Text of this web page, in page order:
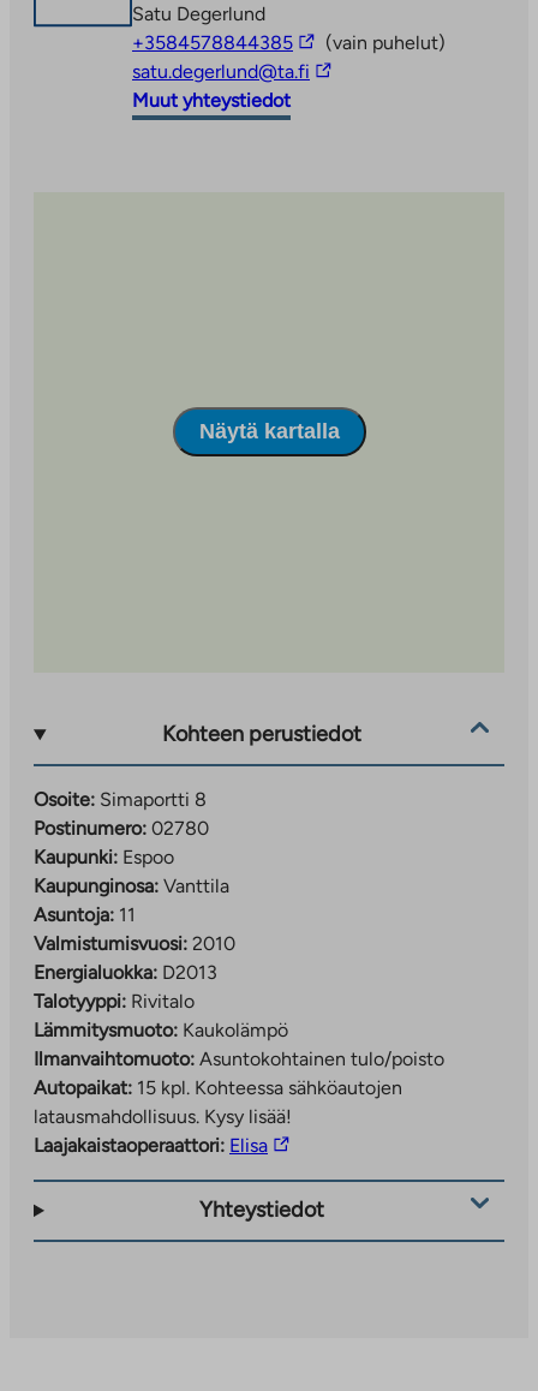
Satu Degerlund
+3584578844385Linkki
vie
(vain puhelut)
satu.degerlund@ta.fi Linkki
Muut yhteystiedot
Näytä kartalla
Kohteen perustiedot
Osoite: Simaportti 8
Postinumero: 02780
Kaupunki: Espoo
Kaupunginosa: Vanttila
Asuntoja: 11
Valmistumisvuosi: 2010
Energialuokka: D2013
Talotyyppi: Rivitalo
Lämmitysmuoto: Kaukolämpö
Ilmanvaihtomuoto: Asuntokohtainen tulo/poisto
Autopaikat: 15 kpl. Kohteessa sähköautojen
latausmahdollisuus. Kysy lisää!
Laajakaistaoperaattori: ElisaLinkki
ulkopuoliseen
Yhteystiedot